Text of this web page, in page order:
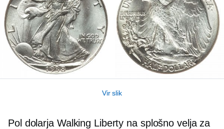
Vir slik
Pol dolarja Walking Liberty na splošno velja za